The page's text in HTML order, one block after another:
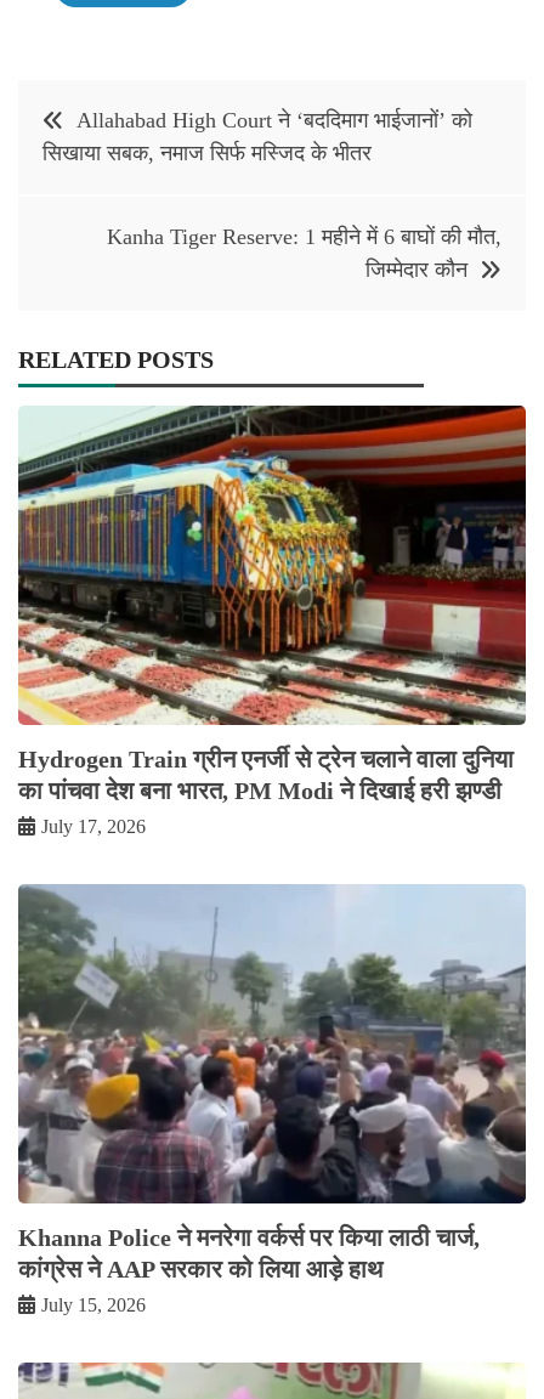
Post
navigation
Allahabad High Court ने ‘बददिमाग भाईजानों’ को
सिखाया सबक, नमाज सिर्फ मस्जिद के भीतर
Kanha Tiger Reserve: 1 महीने में 6 बाघों की मौत,
जिम्मेदार कौन
RELATED POSTS
Hydrogen Train ग्रीन एनर्जी से ट्रेन चलाने वाला दुनिया
का पांचवा देश बना भारत, PM Modi ने दिखाई हरी झण्डी
July 17, 2026
Khanna Police ने मनरेगा वर्कर्स पर किया लाठी चार्ज,
कांग्रेस ने AAP सरकार को लिया आड़े हाथ
July 15, 2026